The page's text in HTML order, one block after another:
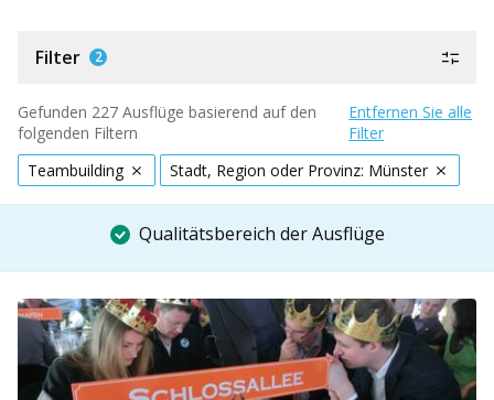
Filter 2
Gefunden 227 Ausflüge basierend auf den
folgenden Filtern
Entfernen Sie alle
Filter
Teambuilding
Stadt, Region oder Provinz: Münster
Qualitätsbereich der Ausflüge